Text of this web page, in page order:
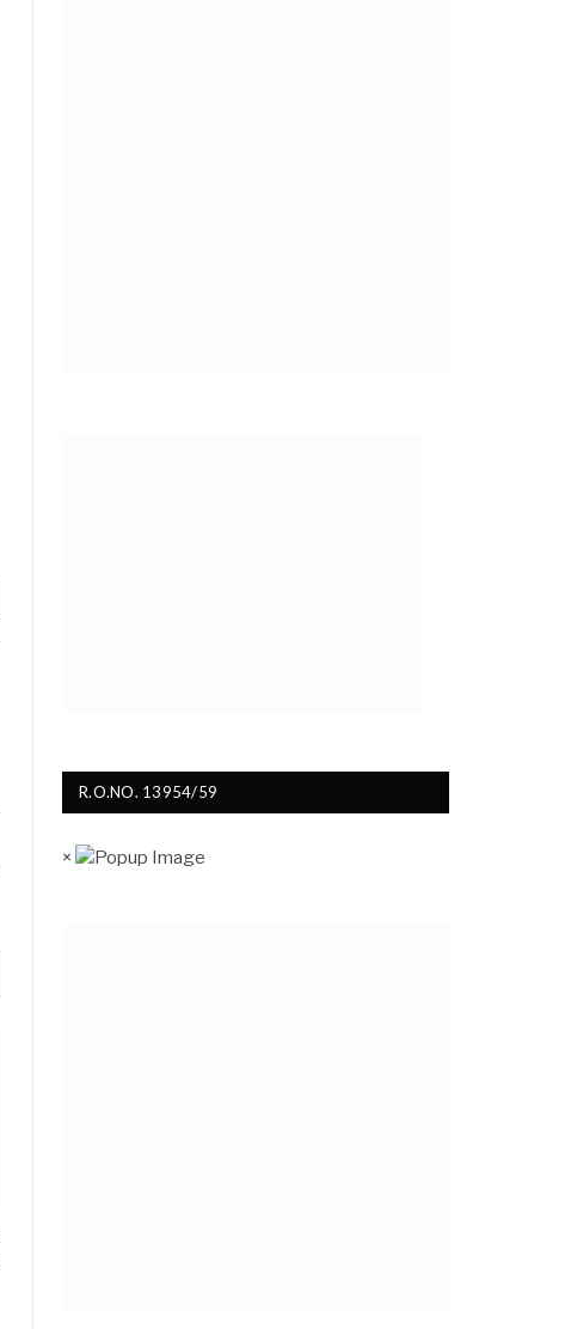
R.O.NO. 13954/59
×